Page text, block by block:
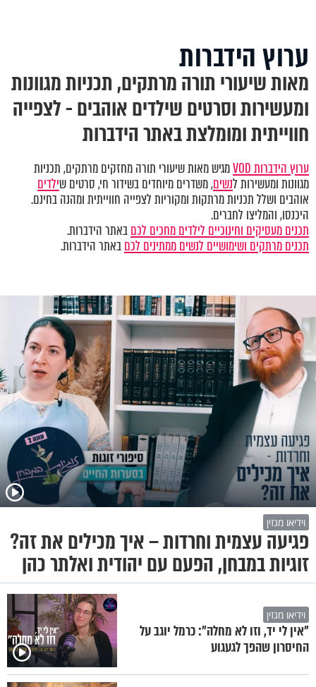
ערוץ הידברות
מאות שיעורי תורה מרתקים, תכניות מגוונות
ומעשירות וסרטים שילדים אוהבים - לצפייה
חווייתית ומומלצת באתר הידברות
ערוץ הידברות VOD
מגיש מאות שיעורי תורה מחזקים מרתקים, תכניות
מגוונות ומעשירות לנשים, משדרים מיוחדים בשידור חי, סרטים שילדים
אוהבים ושלל תכניות מרתקות ומקוריות לצפייה חווייתית ומהנה בחינם.
היכנסו, והמליצו לחברים.
תכנים מעסיקים וחינוכיים לילדים מחכים לכםבאתר הידברות.
תכנים מרתקים ושימושיים לנשים ממתינים לכםבאתר הידברות.
וידיאו מגזין
פגיעה עצמית וחרדות – איך מכילים את זה?
זוגיות במבחן, הפעם עם יהודית ואלתר כהן
וידיאו מגזין
"אין לי יד, וזו לא מחלה": כרמל יוגב על
החיסרון שהפך לגעגוע